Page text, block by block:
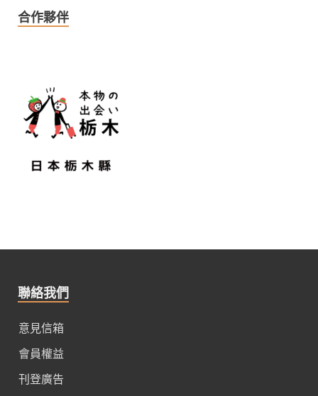
合作夥伴
聯絡我們
意見信箱
會員權益
刊登廣告